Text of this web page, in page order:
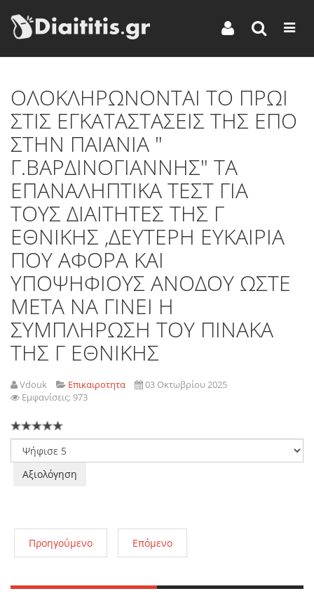
ΟΛΟΚΛΗΡΩΝΟΝΤΑΙ ΤΟ ΠΡΩΙ
ΣΤΙΣ ΕΓΚΑΤΑΣΤΑΣΕΙΣ ΤΗΣ ΕΠΟ
ΣΤΗΝ ΠΑΙΑΝΙΑ "
Γ.ΒΑΡΔΙΝΟΓΙΑΝΝΗΣ" ΤΑ
ΕΠΑΝΑΛΗΠΤΙΚΑ ΤΕΣΤ ΓΙΑ
ΤΟΥΣ ΔΙΑΙΤΗΤΕΣ ΤΗΣ Γ
ΕΘΝΙΚΗΣ ,ΔΕΥΤΕΡΗ ΕΥΚΑΙΡΙΑ
ΠΟΥ ΑΦΟΡΑ ΚΑΙ
ΥΠΟΨΗΦΙΟΥΣ ΑΝΟΔΟΥ ΩΣΤΕ
ΜΕΤΑ ΝΑ ΓΙΝΕΙ Η
ΣΥΜΠΛΗΡΩΣΗ ΤΟΥ ΠΙΝΑΚΑ
ΤΗΣ Γ ΕΘΝΙΚΗΣ
Vdouk Επικαιροτητα
03 Οκτωβρίου 2025
Εμφανίσεις: 973
Παρακαλώ
αξιολογήστε
Προηγούμενο Επόμενο